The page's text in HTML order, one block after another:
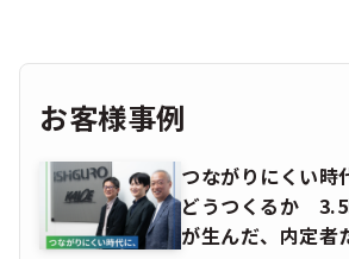
お客様事例
つながりにくい時
どうつくるか 3.5
が生んだ、内定者